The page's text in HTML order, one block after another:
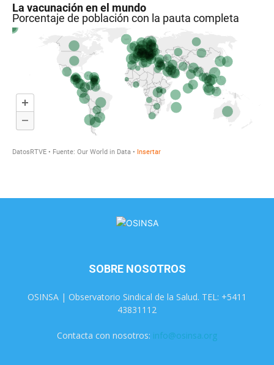
SOBRE NOSOTROS
OSINSA | Observatorio Sindical de la Salud. TEL: +5411
43831112
Contacta con nosotros: info@osinsa.org